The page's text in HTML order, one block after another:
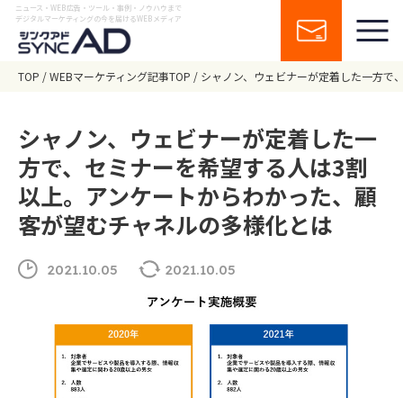
ニュース・WEB広告・ツール・事例・ノウハウまで
デジタルマーケティングの今を届けるWEBメディア
TOP WEBマーケティング記事TOP シャノン、ウェビナーが定着した一方で
シャノン、ウェビナーが定着した一
方で、セミナーを希望する人は3割
以上。アンケートからわかった、顧
客が望むチャネルの多様化とは
2021.10.05 2021.10.05